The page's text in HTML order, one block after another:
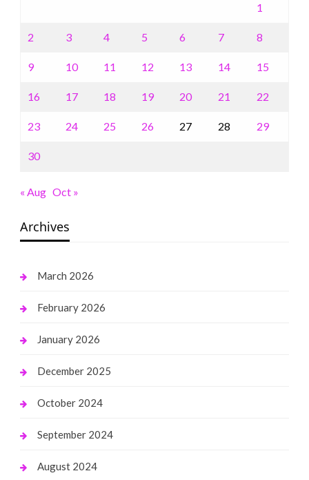
1
2 3 4 5 6 7 8
9 10 11 12 13 14 15
16 17 18 19 20 21 22
23 24 25 26 27 28 29
30
« Aug Oct »
Archives
March 2026
February 2026
January 2026
December 2025
October 2024
September 2024
August 2024